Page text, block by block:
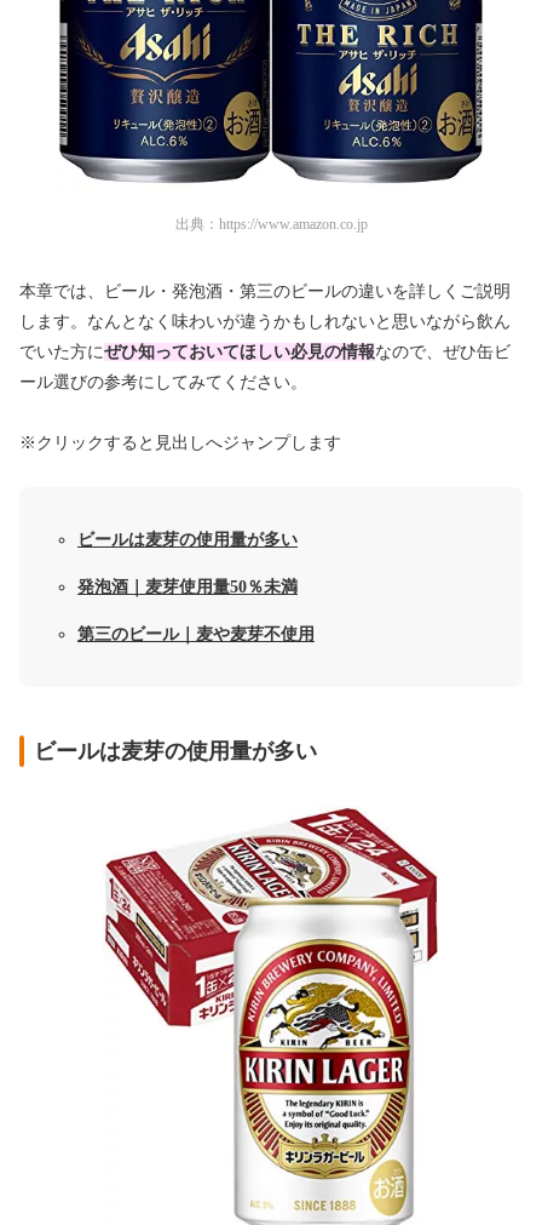
出典： https://www.amazon.co.jp
本章では、ビール・発泡酒・第三のビールの違いを詳しくご説明
します。なんとなく味わいが違うかもしれないと思いながら飲ん
でいた方にぜひ知っておいてほしい必見の情報なので、ぜひ缶ビ
ール選びの参考にしてみてください。
※クリックすると見出しへジャンプします
ビールは麦芽の使用量が多い
発泡酒｜麦芽使用量50％未満
第三のビール｜麦や麦芽不使用
ビールは麦芽の使用量が多い